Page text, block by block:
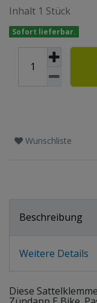
Inhalt 1 Stück
Sofort lieferbar.
Wunschliste
Beschreibung
Weitere Details
Diese